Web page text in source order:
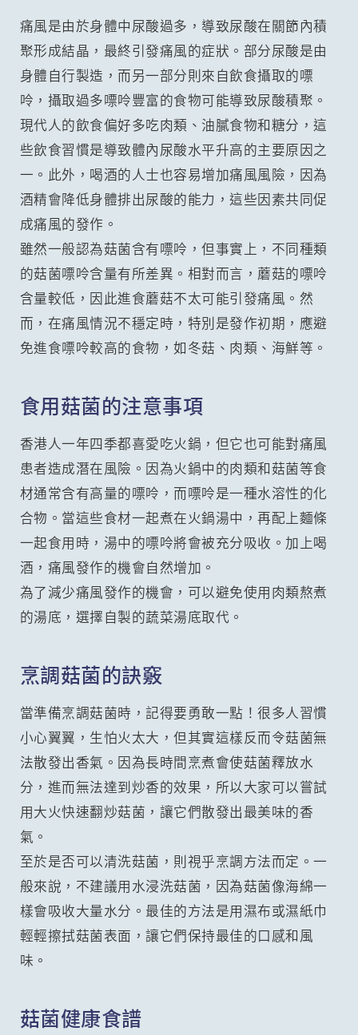
痛風是由於身體中尿酸過多，導致尿酸在關節內積
聚形成結晶，最終引發痛風的症狀。部分尿酸是由
身體自行製造，而另一部分則來自飲食攝取的嘌
呤，攝取過多嘌呤豐富的食物可能導致尿酸積聚。
現代人的飲食偏好多吃肉類、油膩食物和糖分，這
些飲食習慣是導致體內尿酸水平升高的主要原因之
一。此外，喝酒的人士也容易增加痛風風險，因為
酒精會降低身體排出尿酸的能力，這些因素共同促
成痛風的發作。
雖然一般認為菇菌含有嘌呤，但事實上，不同種類
的菇菌嘌呤含量有所差異。相對而言，蘑菇的嘌呤
含量較低，因此進食蘑菇不太可能引發痛風。然
而，在痛風情況不穩定時，特別是發作初期，應避
免進食嘌呤較高的食物，如冬菇、肉類、海鮮等。
食用菇菌的注意事項
香港人一年四季都喜愛吃火鍋，但它也可能對痛風
患者造成潛在風險。因為火鍋中的肉類和菇菌等食
材通常含有高量的嘌呤，而嘌呤是一種水溶性的化
合物。當這些食材一起煮在火鍋湯中，再配上麵條
一起食用時，湯中的嘌呤將會被充分吸收。加上喝
酒，痛風發作的機會自然增加。
為了減少痛風發作的機會，可以避免使用肉類熬煮
的湯底，選擇自製的蔬菜湯底取代。
烹調菇菌的訣竅
當準備烹調菇菌時，記得要勇敢一點！很多人習慣
小心翼翼，生怕火太大，但其實這樣反而令菇菌無
法散發出香氣。因為長時間烹煮會使菇菌釋放水
分，進而無法達到炒香的效果，所以大家可以嘗試
用大火快速翻炒菇菌，讓它們散發出最美味的香
氣。
至於是否可以清洗菇菌，則視乎烹調方法而定。一
般來說，不建議用水浸洗菇菌，因為菇菌像海綿一
樣會吸收大量水分。最佳的方法是用濕布或濕紙巾
輕輕擦拭菇菌表面，讓它們保持最佳的口感和風
味。
菇菌健康食譜